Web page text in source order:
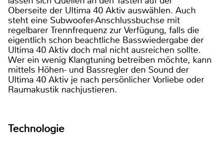
Oberseite der Ultima 40 Aktiv auswählen. Auch
steht eine Subwoofer-Anschlussbuchse mit
regelbarer Trennfrequenz zur Verfügung, falls die
eigentlich schon beachtliche Basswiedergabe der
Ultima 40 Aktiv doch mal nicht ausreichen sollte.
Wer ein wenig Klangtuning betreiben möchte, kann
mittels Höhen- und Bassregler den Sound der
Ultima 40 Aktiv je nach persönlicher Vorliebe oder
Raumakustik nachjustieren.
Technologie